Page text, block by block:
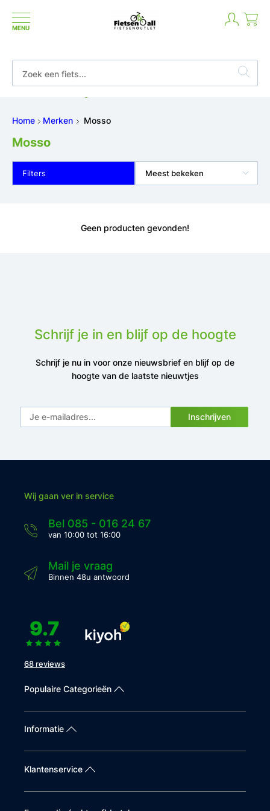
MENU
Home Merken Mosso
Mosso
Filters Meest bekeken
Geen producten gevonden!
Schrijf je in en blijf op de hoogte
Schrijf je nu in voor onze nieuwsbrief en blijf op de
hoogte van de laatste nieuwtjes
Inschrijven
Wij gaan ver in service
Bel 085 - 016 24 67
van 10:00 tot 16:00
Mail je vraag
Binnen 48u antwoord
9.7
68 reviews
Populaire Categorieën
Informatie
Klantenservice